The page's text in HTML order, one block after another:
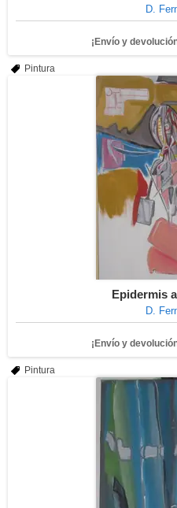
D.
¡Envío y
Pintura
Epidermis
D.
¡Envío y
Pintura